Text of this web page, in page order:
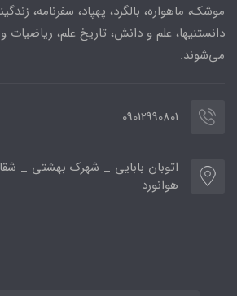
موشک، ماهواره، بالگرد، پهپاد، سفرنامه،
دانستنیها، علم و دانش، تاریخ علم،
می‌شوند.
09012990801
هوانورد